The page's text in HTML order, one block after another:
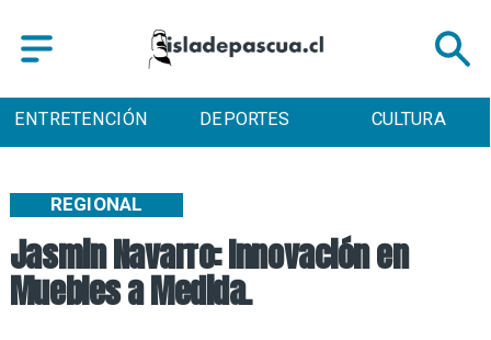
DEPORTES CULTURA TURISMO
Jasmin Navarro: Innovación en
Muebles a Medida.
REGIONAL